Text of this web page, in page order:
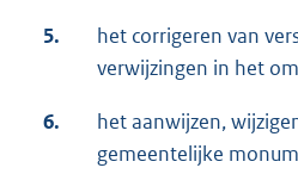
5.
het corrigeren van
verwijzingen in het
6.
het aanwijzen,
gemeentelijke